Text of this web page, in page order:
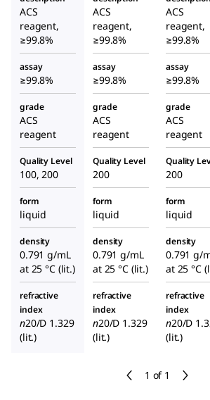
1 of 1
ACS
reagent,
≥99.8%
ACS
reagent,
≥99.8%
ACS
reagent,
≥99.8%
assay
≥99.8%
assay
≥99.8%
assay
≥99.8%
grade
ACS
reagent
grade
ACS
reagent
grade
ACS
reagent
Quality Level
100, 200
Quality Level
200
Quality
200
form
liquid
form
liquid
form
liquid
density
0.791 g/mL
at 25 °C (lit.)
density
0.791 g/mL
at 25 °C (lit.)
density
0.791 g/
at 25 °C
refractive
index
n20/D 1.329
(lit.)
refractive
index
n20/D 1.329
(lit.)
refractive
index
n20/D
(lit.)